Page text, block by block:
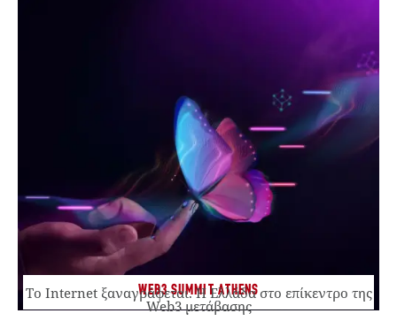
WEB3 SUMMIT ATHENS
Το Internet ξαναγράφεται. Η Ελλάδα στο επίκεντρο της
Web3 μετάβασης